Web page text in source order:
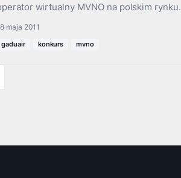
wirtualny MVNO na polskim rynku.
maja 2011
gaduair konkurs mvno